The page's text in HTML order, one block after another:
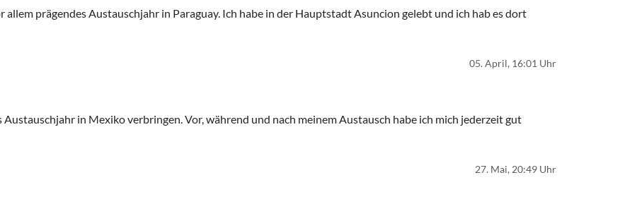
prägendes Austauschjahr in Paraguay. Ich habe in der Hauptstadt Asuncion gelebt und ich hab es dort
05. April, 16:01 Uhr
in Mexiko verbringen. Vor, während und nach meinem Austausch habe ich mich jederzeit gut
27. Mai, 20:49 Uhr